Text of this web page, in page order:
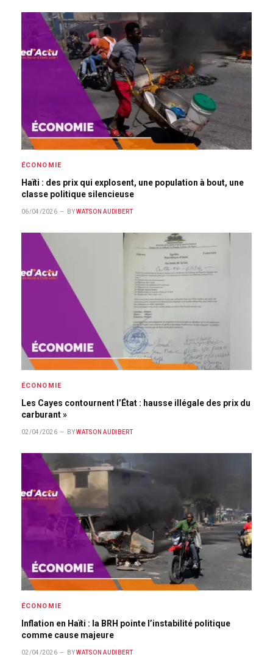
ÉCONOMIE
Haïti : des prix qui explosent, une population à bout, une
classe politique silencieuse
06/04/2026 BY WATSON AUDIBERT
ÉCONOMIE
Les Cayes contournent l’État : hausse illégale des prix du
carburant »
02/04/2026 BY WATSON AUDIBERT
ÉCONOMIE
Inflation en Haïti : la BRH pointe l’instabilité politique
comme cause majeure
02/04/2026 BY WATSON AUDIBERT